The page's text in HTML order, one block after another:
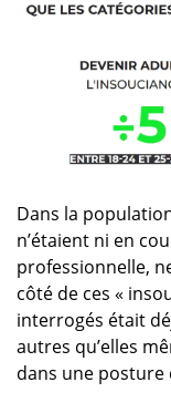
Dans la
n’étaient ni en
professionnelle,
côté de ces «
interrogés était
autres qu’elles
dans une posture